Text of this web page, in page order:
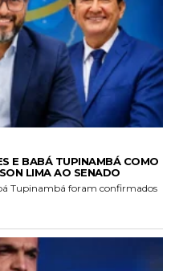
E BABÁ TUPINAMBÁ COMO
LIMA AO SENADO
Tupinambá foram confirmados